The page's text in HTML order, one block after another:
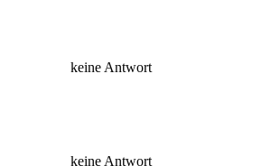
keine Antwort
keine Antwort